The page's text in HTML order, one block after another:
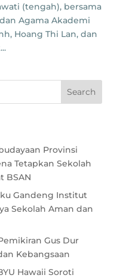
(tengah), bersama
Agama Akademi
Hoang Thi Lan, dan
Search
Provinsi
Tetapkan Sekolah
BSAN
Gandeng Institut
Sekolah Aman dan
Gus Dur
Kebangsaan
Hawaii Soroti